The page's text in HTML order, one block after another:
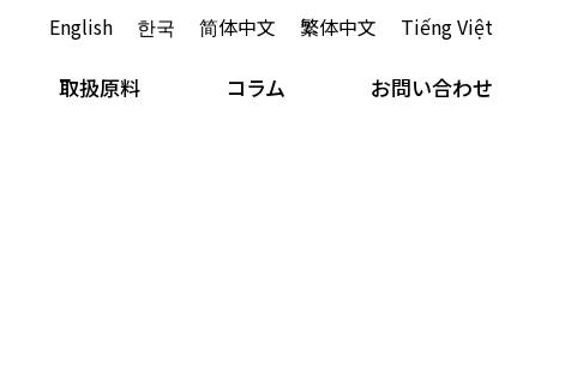
English 한국 简体中文 繁体中文 Tiếng Việt
取扱原料 コラム お問い合わせ